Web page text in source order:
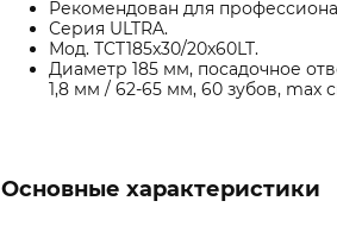
Рекомендован для
Серия ULTRA.
Мод. TCT185x30/20x60LT.
Диаметр 185 мм, посадочное
1,8 мм / 62-65 мм, 60 зубов, max
Основные характеристики